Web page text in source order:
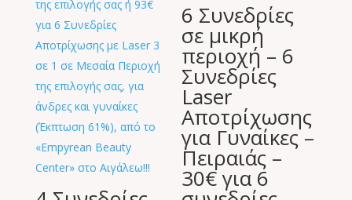
6 Συνεδρίες
σε μικρή
περιοχή – 6
Συνεδρίες
Laser
Αποτρίχωσης
για Γυναίκες –
Πειραιάς –
30€ για 6